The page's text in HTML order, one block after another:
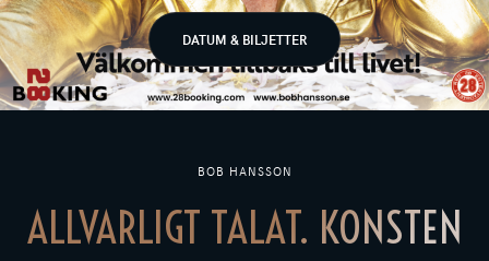
DATUM & BILJETTER
BOB HANSSON
ALLVARLIGT TALAT. KONSTEN